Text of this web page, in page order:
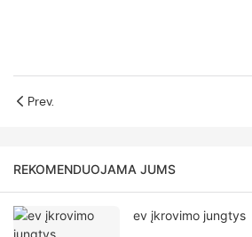
Prev.
REKOMENDUOJAMA JUMS
ev įkrovimo jungtys